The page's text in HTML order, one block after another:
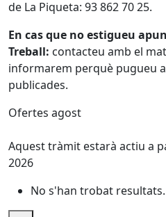
de La Piqueta: 93 862 70 25.
En cas que no estigueu
Treball: contacteu amb el
informarem perquè pugueu
publicades.
Ofertes agost
Aquest tràmit estarà actiu a
2026
No s'han trobat resultats.